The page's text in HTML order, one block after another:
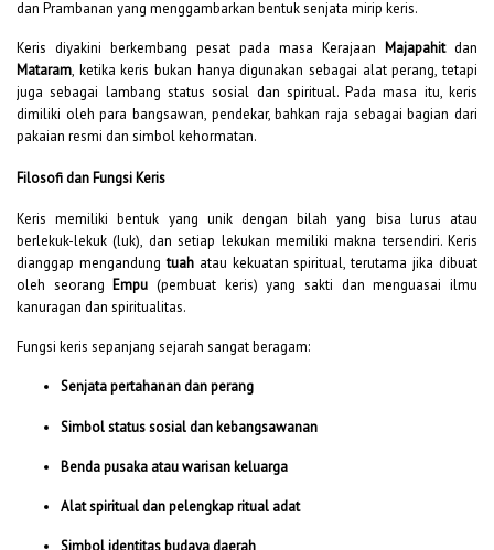
dan Prambanan yang menggambarkan bentuk senjata mirip keris.
Keris diyakini berkembang pesat pada masa Kerajaan Majapahitdan
Mataram, ketika keris bukan hanya digunakan sebagai alat perang, tetapi
juga sebagai lambang status sosial dan spiritual. Pada masa itu, keris
dimiliki oleh para bangsawan, pendekar, bahkan raja sebagai bagian dari
pakaian resmi dan simbol kehormatan.
Filosofi dan Fungsi Keris
Keris memiliki bentuk yang unik dengan bilah yang bisa lurus atau
berlekuk-lekuk (luk), dan setiap lekukan memiliki makna tersendiri. Keris
dianggap mengandungtuahatau kekuatan spiritual, terutama jika dibuat
oleh seorang Empu (pembuat keris) yang sakti dan menguasai ilmu
kanuragan dan spiritualitas.
Fungsi keris sepanjang sejarah sangat beragam:
Senjata pertahanan dan perang
Simbol status sosial dan kebangsawanan
Benda pusaka atau warisan keluarga
Alat spiritual dan pelengkap ritual adat